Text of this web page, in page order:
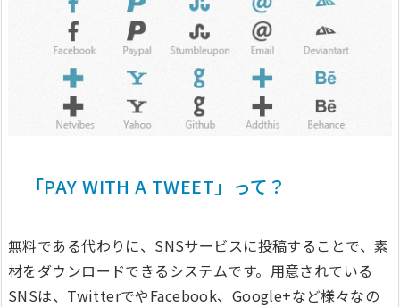
「PAY WITH A TWEET」って？
無料である代わりに、SNSサービスに投稿することで、素
材をダウンロードできるシステムです。用意されている
SNSは、TwitterでやFacebook、Google+など様々なの